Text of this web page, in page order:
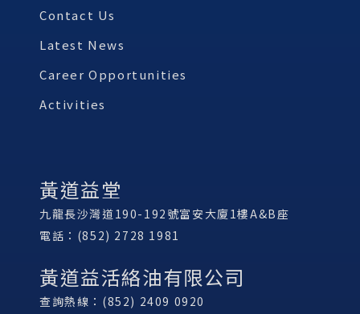
Contact Us
Latest News
Career Opportunities
Activities
黃道益堂
九龍長沙灣道190-192號富安大廈1樓A&B座
電話：(852) 2728 1981
黃道益活絡油有限公司
查詢熱線：(852) 2409 0920